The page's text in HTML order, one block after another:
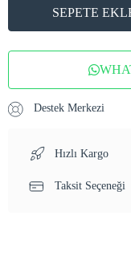
SEPETE
Destek Merkezi
Hızlı Kargo
Taksit Seçeneği